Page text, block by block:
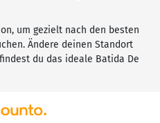
um gezielt nach den besten
Ändere deinen Standort
du das ideale Batida De